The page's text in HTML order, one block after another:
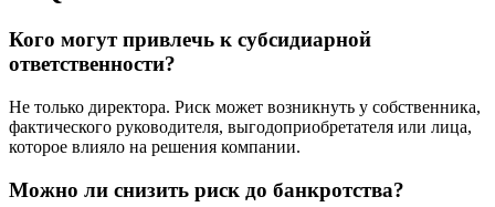
Кого могут привлечь к субсидиарной
ответственности?
Не только директора. Риск может возникнуть у собственника,
фактического руководителя, выгодоприобретателя или лица,
которое влияло на решения компании.
Можно ли снизить риск до банкротства?